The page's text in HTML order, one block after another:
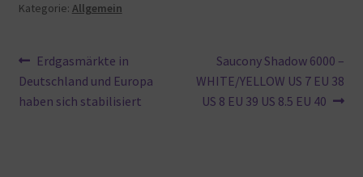
Kategorie: Allgemein
Beitragsnavigation
Vorheriger
Beitrag:
Erdgasmärkte in
Deutschland und Europa
haben sich stabilisiert
Nächster
Beitrag:
Saucony Shadow 6000 –
WHITE/YELLOW US 7 EU 38
US 8 EU 39 US 8.5 EU 40